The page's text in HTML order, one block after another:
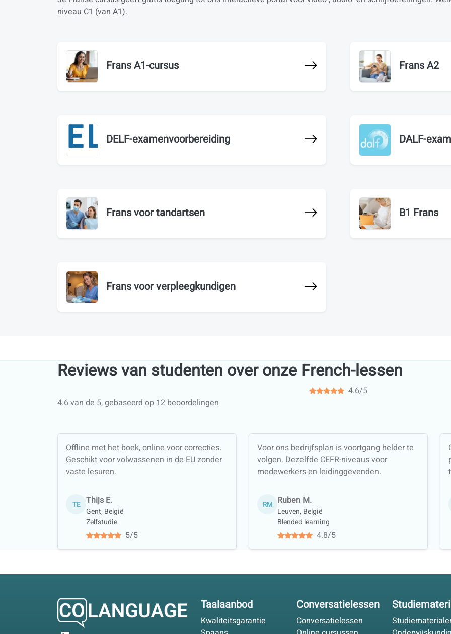
niveau C1 (van A1).
Frans A1-cursus Frans A2
DELF-examenvoorbereiding DALF-
Frans voor tandartsen B1 Frans
Frans voor verpleegkundigen
Reviews van studenten over onze French-lessen
4.6/5
4.6 van de 5, gebaseerd op 12 beoordelingen
Offline met het boek, online voor correcties.
Geschikt voor volwassenen in de EU zonder
vaste lesuren.
TE Thijs E.
Gent, België
Zelfstudie
5/5
Voor ons bedrijfsplan is voortgang helder te
volgen. Dezelfde CEFR-niveaus voor
medewerkers en leidinggevenden.
RM Ruben M.
Leuven, België
Blended learning
4.8/5
Taalaanbod
Kwaliteitsgarantie
Conversatielessen
Conversatielessen